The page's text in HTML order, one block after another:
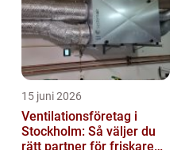
15 juni 2026
Ventilationsföretag i
Stockholm: Så väljer du
rätt partner för friskare